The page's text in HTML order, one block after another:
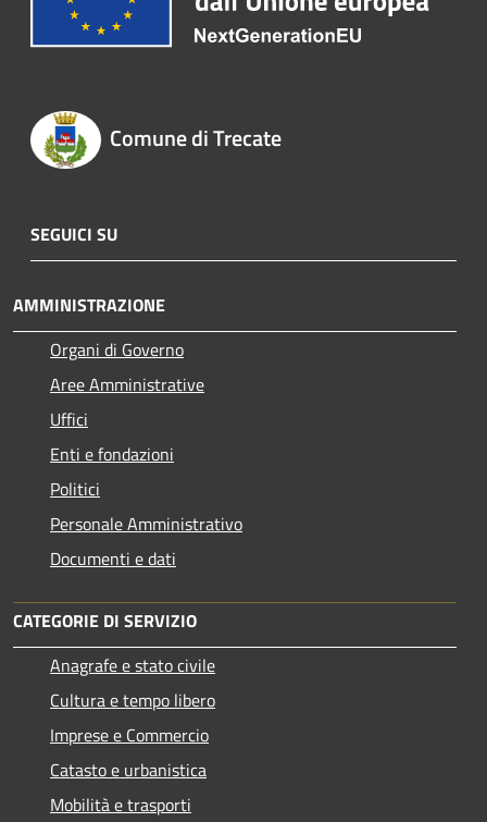
Comune di Trecate
SEGUICI SU
AMMINISTRAZIONE
Organi di Governo
Aree Amministrative
Uffici
Enti e fondazioni
Politici
Personale Amministrativo
Documenti e dati
CATEGORIE DI SERVIZIO
Anagrafe e stato civile
Cultura e tempo libero
Imprese e Commercio
Catasto e urbanistica
Mobilità e trasporti